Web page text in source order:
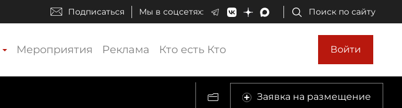
Подписаться Мы в соцсетях: Поиск по сайту
Мероприятия Реклама Кто есть Кто Войти
Заявка на размещение